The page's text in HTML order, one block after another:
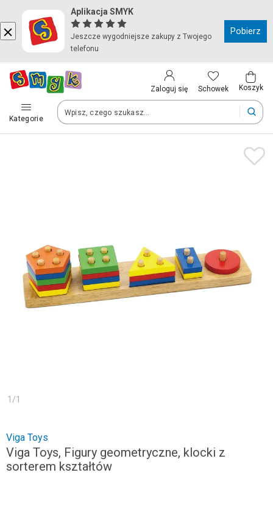
Aplikacja SMYK
Jeszcze wygodniejsze zakupy z Twojego
telefonu
Pobierz
Zaloguj się Schowek Koszyk
Kategorie
Kraj i język
Polska (Poland)
Twoje zamówienia dostarczymy na teren wybranego kraju.
Zapisz
1 /1
Viga Toys
Viga Toys, Figury geometryczne, klocki z
sorterem kształtów